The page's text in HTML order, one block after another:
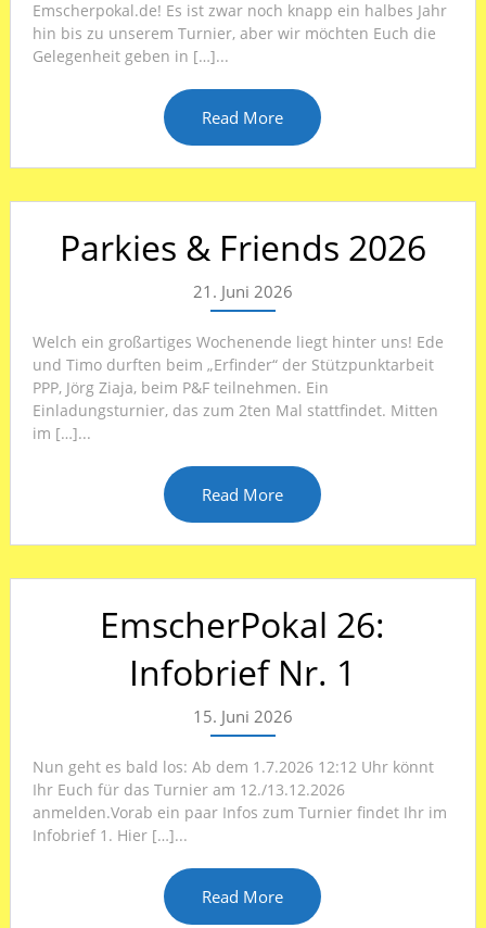
Emscherpokal.de! Es ist zwar noch knapp ein halbes Jahr
hin bis zu unserem Turnier, aber wir möchten Euch die
Gelegenheit geben in […]...
Read More
Parkies & Friends 2026
21. Juni 2026
Welch ein großartiges Wochenende liegt hinter uns! Ede
und Timo durften beim „Erfinder“ der Stützpunktarbeit
PPP, Jörg Ziaja, beim P&F teilnehmen. Ein
Einladungsturnier, das zum 2ten Mal stattfindet. Mitten
im […]...
Read More
EmscherPokal 26:
Infobrief Nr. 1
15. Juni 2026
Nun geht es bald los: Ab dem 1.7.2026 12:12 Uhr könnt
Ihr Euch für das Turnier am 12./13.12.2026
anmelden.Vorab ein paar Infos zum Turnier findet Ihr im
Infobrief 1. Hier […]...
Read More